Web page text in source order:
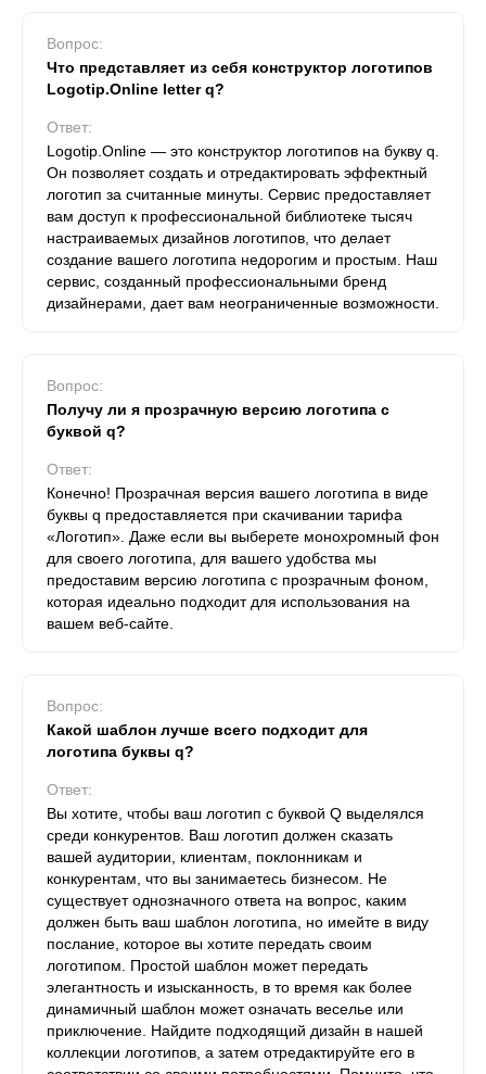
Вопрос:
Что представляет из себя конструктор логотипов
Logotip.Online letter q?
Ответ:
Logotip.Online — это конструктор логотипов на букву q.
Он позволяет создать и отредактировать эффектный
логотип за считанные минуты. Сервис предоставляет
вам доступ к профессиональной библиотеке тысяч
настраиваемых дизайнов логотипов, что делает
создание вашего логотипа недорогим и простым. Наш
сервис, созданный профессиональными бренд
дизайнерами, дает вам неограниченные возможности.
Вопрос:
Получу ли я прозрачную версию логотипа с
буквой q?
Ответ:
Конечно! Прозрачная версия вашего логотипа в виде
буквы q предоставляется при скачивании тарифа
«Логотип». Даже если вы выберете монохромный фон
для своего логотипа, для вашего удобства мы
предоставим версию логотипа с прозрачным фоном,
которая идеально подходит для использования на
вашем веб-сайте.
Вопрос:
Какой шаблон лучше всего подходит для
логотипа буквы q?
Ответ:
Вы хотите, чтобы ваш логотип с буквой Q выделялся
среди конкурентов. Ваш логотип должен сказать
вашей аудитории, клиентам, поклонникам и
конкурентам, что вы занимаетесь бизнесом. Не
существует однозначного ответа на вопрос, каким
должен быть ваш шаблон логотипа, но имейте в виду
послание, которое вы хотите передать своим
логотипом. Простой шаблон может передать
элегантность и изысканность, в то время как более
динамичный шаблон может означать веселье или
приключение. Найдите подходящий дизайн в нашей
коллекции логотипов, а затем отредактируйте его в